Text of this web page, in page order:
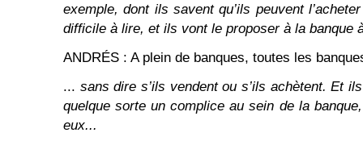
exemple, dont ils savent qu’ils peuvent
difficile à lire, et ils vont le proposer à la banque
ANDRÉS : A plein de banques, toutes les
... sans dire s’ils vendent ou s’ils achètent. Et
quelque sorte un complice au sein de la
eux...